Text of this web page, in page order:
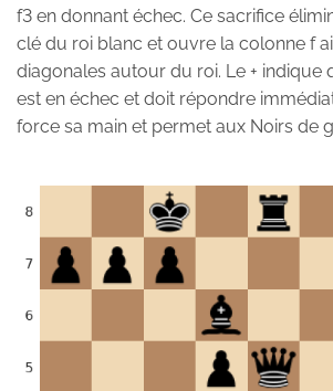
f3 en donnant échec. Ce sacrifice
clé du roi blanc et ouvre la colonne f
diagonales autour du roi. Le + indique
est en échec et doit répondre
force sa main et permet aux Noirs de